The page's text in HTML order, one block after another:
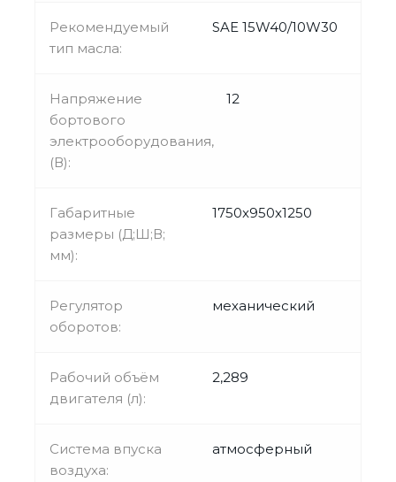
Рекомендуемый
тип масла:
SAE 15W40/10W30
Напряжение
бортового
электрооборудования,
(В):
12
Габаритные
размеры (Д;Ш;В;
мм):
1750x950x1250
Регулятор
оборотов:
механический
Рабочий объём
двигателя (л):
2,289
Система впуска
воздуха:
атмосферный